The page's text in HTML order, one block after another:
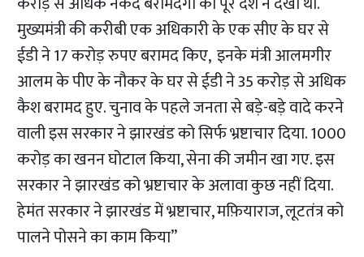
मुख्यमंत्री की करीबी एक अधिकारी के एक सीए के घर से
ईडी ने 17 करोड़ रुपए बरामद किए, इनके मंत्री आलमगीर
आलम के पीए के नौकर के घर से ईडी ने 35 करोड़ से अधिक
कैश बरामद हुए. चुनाव के पहले जनता से बड़े-बड़े वादे करने
वाली इस सरकार ने झारखंड को सिर्फ भ्रष्टाचार दिया. 1000
करोड़ का खनन घोटाल किया, सेना की जमीन खा गए. इस
सरकार ने झारखंड को भ्रष्टाचार के अलावा कुछ नहीं दिया.
हेमंत सरकार ने झारखंड में भ्रष्टाचार, मफ़ियाराज, लूटतंत्र को
पालने पोसने का काम किया”